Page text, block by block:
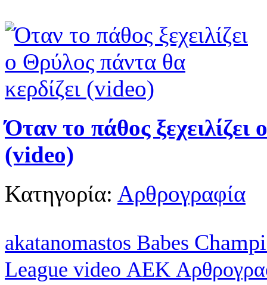
Όταν το πάθος
(video)
Κατηγορία: Αρθρογραφία
akatanomastos Babes
League video ΑΕΚ